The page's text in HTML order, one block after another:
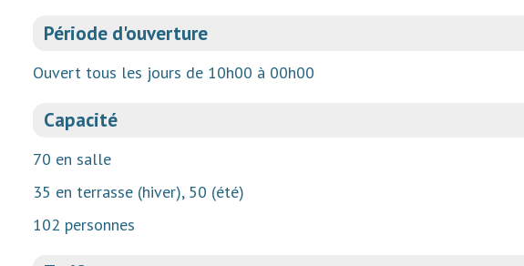
Période d'ouverture
Ouvert tous les jours de 10h00 à 00h00
Capacité
70 en salle
35 en terrasse (hiver), 50 (été)
102 personnes